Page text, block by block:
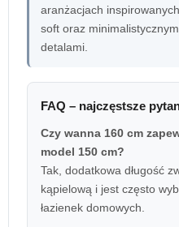
aranżacjach
soft oraz
detalami.
FAQ – najczęstsze
Czy wanna 160 cm
model 150 cm?
Tak, dodatkowa długość
kąpielową i jest często
łazienek domowych.